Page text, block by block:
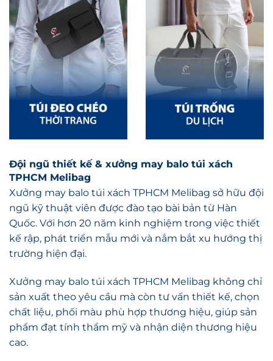
TPHCM Melibag
Xưởng may balo túi xách TPHCM Melibag
ngũ kỹ thuật viên được đào tạo bài bản từ Hàn
Quốc. Với hơn 20 năm kinh nghiệm trong việc thiết
kế rập, phát triển mẫu mới và nắm bắt xu hướng thị
trường hiện đại.
sản xuất theo yêu cầu mà còn tư vấn thiết kế, chọn
chất liệu, phối màu phù hợp thương hiệu, giúp sản
phẩm đạt tính thẩm mỹ và nhận diện thương hiệu
cao.